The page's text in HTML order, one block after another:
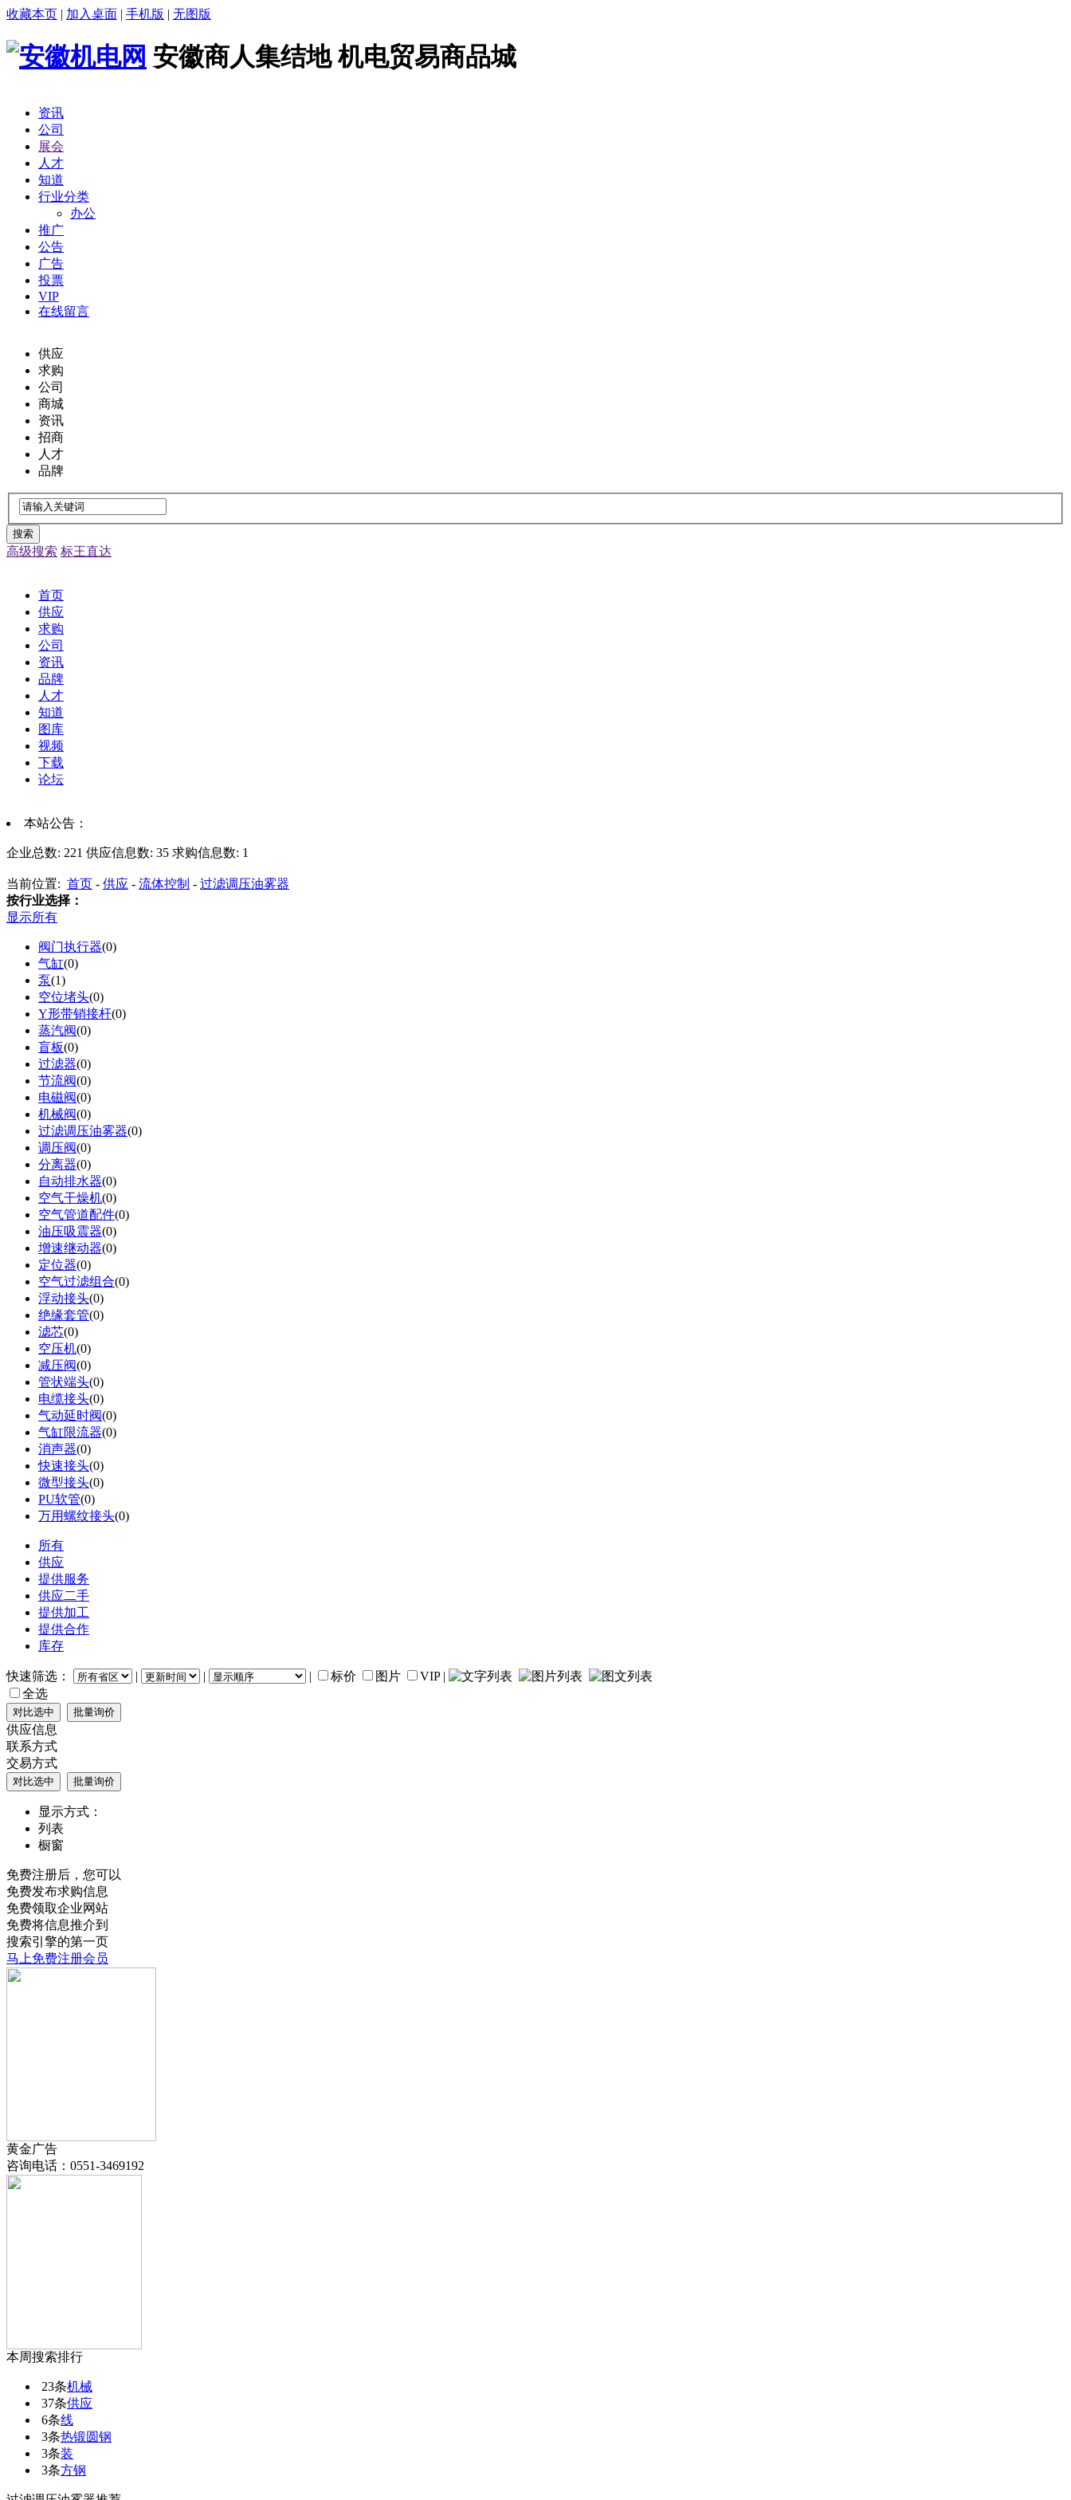
收藏本页 | 加入桌面 | 手机版 | 无图版
安徽商人集结地 机电贸易商品城
资讯
公司
展会
人才
知道
行业分类
办公
推广
公告
广告
投票
VIP
在线留言
供应
求购
公司
商城
资讯
招商
人才
品牌
搜索
高级搜索 标王直达
首页
供应
求购
公司
资讯
品牌
人才
知道
图库
视频
下载
论坛
本站公告：
企业总数: 221 供应信息数: 35 求购信息数: 1
当前位置: 首页 - 供应 - 流体控制 - 过滤调压油雾器
按行业选择：
显示所有
阀门执行器(0)
气缸(0)
泵(1)
空位堵头(0)
Y形带销接杆(0)
蒸汽阀(0)
盲板(0)
过滤器(0)
节流阀(0)
电磁阀(0)
机械阀(0)
过滤调压油雾器(0)
调压阀(0)
分离器(0)
自动排水器(0)
空气干燥机(0)
空气管道配件(0)
油压吸震器(0)
增速继动器(0)
定位器(0)
空气过滤组合(0)
浮动接头(0)
绝缘套管(0)
滤芯(0)
空压机(0)
减压阀(0)
管状端头(0)
电缆接头(0)
气动延时阀(0)
气缸限流器(0)
消声器(0)
快速接头(0)
微型接头(0)
PU软管(0)
万用螺纹接头(0)
所有
供应
提供服务
供应二手
提供加工
提供合作
库存
快速筛选： 标价 图片 VIP
全选
供应信息
联系方式
交易方式
显示方式：
列表
橱窗
免费注册后，您可以
免费发布求购信息
免费领取企业网站
免费将信息推介到
搜索引擎的第一页
马上免费注册会员
黄金广告
咨询电话： 0551-3469192
本周搜索排行
23条机械
37条供应
6条线
3条热锻圆钢
3条装
3条方钢